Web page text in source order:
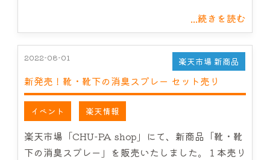
...続きを読む
2022-08-01
新発売！靴・靴下の消臭スプレー セット売り
楽天市場 新商品
イベント 楽天情報
楽天市場「CHU-PA shop」にて、新商品「靴・靴
下の消臭スプレー」を販売いたしました。１本売り